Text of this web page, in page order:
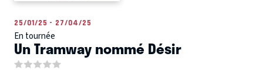
25/01/25 - 27/04/25
En tournée
Un Tramway nommé Désir